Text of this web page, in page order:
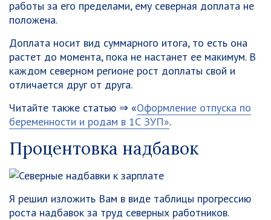
работы за его пределами, ему северная доплата не
положена.
Доплата носит вид суммарного итога, то есть она
растет до момента, пока не настанет ее макимум. В
каждом северном регионе рост доплаты свой и
отличается друг от друга.
Читайте также статью ⇒ «Оформление отпуска по
беременности и родам в 1С ЗУП».
Процентовка надбавок
Я решил изложить Вам в виде таблицы прогрессию
роста надбавок за труд северных работников.